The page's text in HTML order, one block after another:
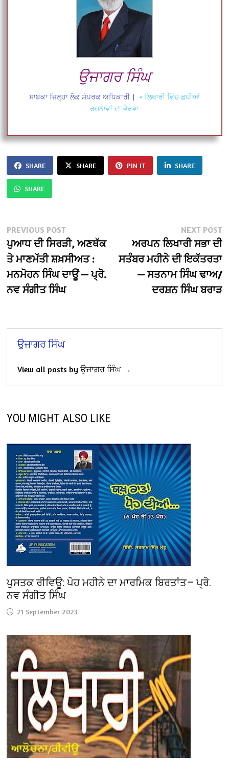
ਉਜਾਗਰ ਸਿੰਘ
ਸਾਬਕਾ ਜਿਲ੍ਹਾ ਲੋਕ ਸੰਪਰਕ ਅਧਿਕਾਰੀ |
+ ਲਿਖਾਰੀ ਵਿੱਚ ਛਪੀਆਂ
ਰਚਨਾਵਾਂ ਦਾ ਵੇਰਵਾ
SHARE SHARE PIN IT SHARE
SHARE
Post
navigation
PREVIOUS POSTPrevious
post:
ਪੁਆਧ ਦੀ ਸਿਰੜੀ, ਅਣਥੱਕ
ਤੇ ਮਾਣਮੱਤੀ ਸ਼ਖ਼ਸੀਅਤ :
ਮਨਮੋਹਨ ਸਿੰਘ ਦਾਊਂ — ਪ੍ਰੋ.
ਨਵ ਸੰਗੀਤ ਸਿੰਘ
NEXT POST
ਅਰਪਨ ਲਿਖਾਰੀ ਸਭਾ ਦੀ
ਸਤੰਬਰ ਮਹੀਨੇ ਦੀ ਇਕੱਤਰਤਾ
— ਸਤਨਾਮ ਸਿੰਘ ਢਾਅ/
ਦਰਸ਼ਨ ਸਿੰਘ ਬਰਾੜ
ਉਜਾਗਰ ਸਿੰਘ
View all posts by ਉਜਾਗਰ ਸਿੰਘ →
YOU MIGHT ALSO LIKE
ਪੁਸਤਕ ਰੀਵਿਊ: ਪੋਹ ਮਹੀਨੇ ਦਾ ਮਾਰਮਿਕ ਬਿਰਤਾਂਤ— ਪ੍ਰੋ.
ਨਵ ਸੰਗੀਤ ਸਿੰਘ
21 September 2023